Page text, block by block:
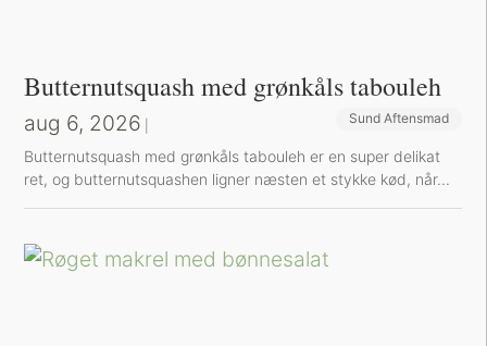
Butternutsquash med grønkåls tabouleh
aug 6, 2026 Sund Aftensmad
Butternutsquash med grønkåls tabouleh er en super delikat
ret, og butternutsquashen ligner næsten et stykke kød, når...